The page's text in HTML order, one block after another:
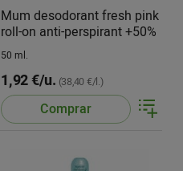
Mum desodorant fresh pink
roll-on anti-perspirant +50%
50 ml.
1,92 €/u. (38,40 €/l.)
Comprar